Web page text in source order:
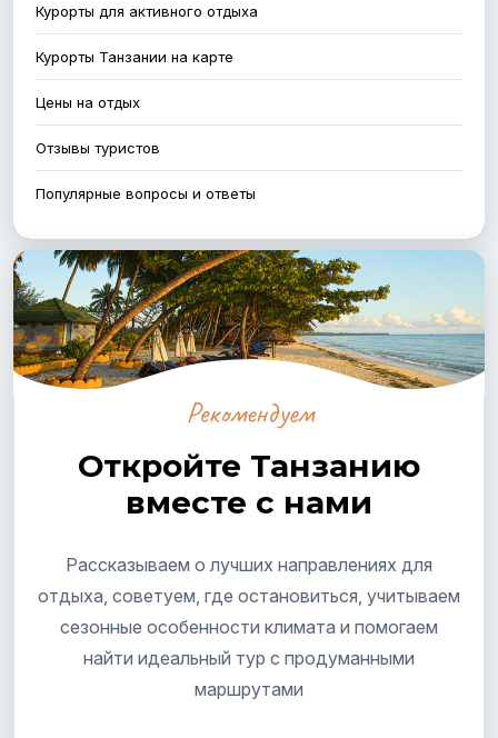
Курорты для активного отдыха
Курорты Танзании на карте
Цены на отдых
Отзывы туристов
Популярные вопросы и ответы
Рекомендуем
Откройте Танзанию
вместе с нами
Рассказываем о лучших направлениях для
отдыха, советуем, где остановиться, учитываем
сезонные особенности климата и помогаем
найти идеальный тур с продуманными
маршрутами